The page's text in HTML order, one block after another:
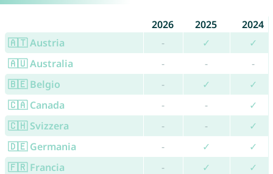
2026 2025
2024
🇦🇹 Austria
- ✓
✓
🇦🇺 Australia
- -
-
🇧🇪 Belgio
- ✓
✓
🇨🇦 Canada
- -
✓
🇨🇭 Svizzera
- -
✓
🇩🇪 Germania
- ✓
✓
🇫🇷 Francia
- ✓
✓